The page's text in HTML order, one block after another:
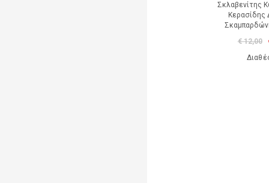
Σκλαβενίτης
Κερασίδης
€ 12,00